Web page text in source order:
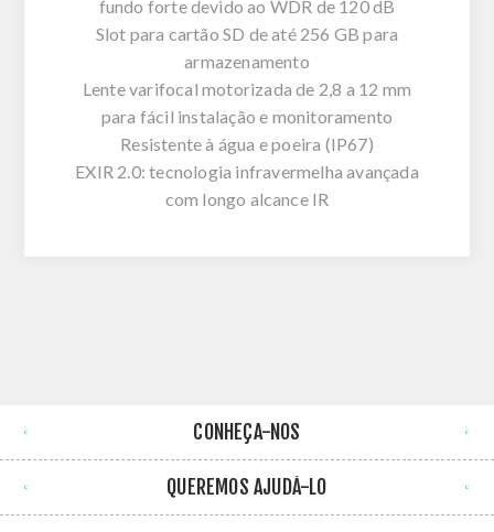
fundo forte devido ao WDR de 120 dB
Slot para cartão SD de até 256 GB para
armazenamento
Lente varifocal motorizada de 2,8 a 12 mm
para fácil instalação e monitoramento
Resistente à água e poeira (IP67)
EXIR 2.0: tecnologia infravermelha avançada
com longo alcance IR
CONHEÇA-NOS
QUEREMOS AJUDÁ-LO